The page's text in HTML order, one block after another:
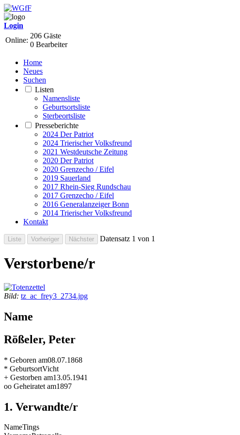
Login
Online:
206 Gäste
0 Bearbeiter
Home
Neues
Suchen
Listen
Namensliste
Geburtsortsliste
Sterbeortsliste
Presseberichte
2024 Der Patriot
2024 Trierischer Volksfreund
2021 Westdeutsche Zeitung
2020 Der Patriot
2020 Grenzecho / Eifel
2019 Sauerland
2017 Rhein-Sieg Rundschau
2017 Grenzecho / Eifel
2016 Generalanzeiger Bonn
2014 Trierischer Volksfreund
Kontakt
Datensatz 1 von 1
Verstorbene/r
Bild: tz_ac_frey3_2734.jpg
Name
Rößeler, Peter
* Geboren am08.07.1868
* GeburtsortVicht
+ Gestorben am13.05.1941
oo Geheiratet am1897
1. Verwandte/r
NameTings